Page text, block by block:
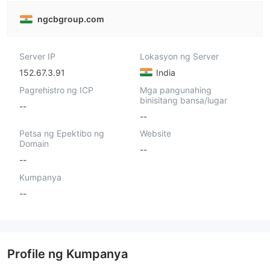
ngcbgroup.com
Server IP
152.67.3.91
Lokasyon ng Server
India
Pagrehistro ng ICP
--
Mga pangunahing
binisitang bansa/lugar
--
Petsa ng Epektibo ng
Domain
--
Website
--
Kumpanya
--
Profile ng Kumpanya